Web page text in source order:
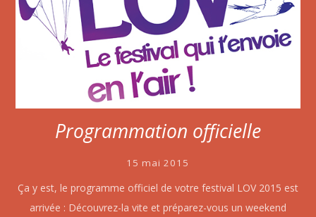
Programmation officielle
15 mai 2015
Ça y est, le programme officiel de votre festival LOV 2015 est
arrivée : Découvrez-la vite et préparez-vous un weekend